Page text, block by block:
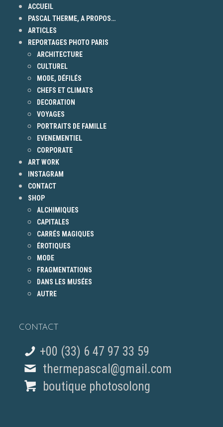
ACCUEIL
PASCAL THERME, A PROPOS…
ARTICLES
REPORTAGES PHOTO PARIS
ARCHITECTURE
CULTUREL
MODE, DÉFILÉS
CHEFS ET CLIMATS
DECORATION
VOYAGES
PORTRAITS DE FAMILLE
EVENEMENTIEL
CORPORATE
ART WORK
INSTAGRAM
CONTACT
SHOP
ALCHIMIQUES
CAPITALES
CARRÉS MAGIQUES
ÉROTIQUES
MODE
FRAGMENTATIONS
DANS LES MUSÉES
AUTRE
CONTACT
+00 (33) 6 47 97 33 59
thermepascal@gmail.com
boutique photosolong